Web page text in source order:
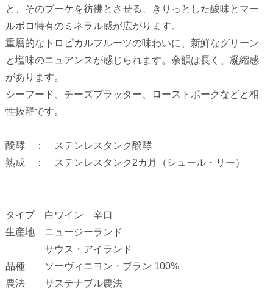
と、そのブーケを彷彿とさせる、きりっとした酸味とマー
ルボロ特有のミネラル感が広がります。
重層的なトロピカルフルーツの味わいに、新鮮なグリーン
と塩味のニュアンスが感じられます。余韻は長く、凝縮感
があります。
シーフード、チーズプラッター、ローストポークなどと相
性抜群です。
醗酵 ： ステンレスタンク醗酵
熟成 ： ステンレスタンク2カ月（シュール・リー）
タイプ 白ワイン 辛口
生産地 ニュージーランド
サウス・アイランド
品種 ソーヴィニヨン・ブラン 100%
農法 サステナブル農法